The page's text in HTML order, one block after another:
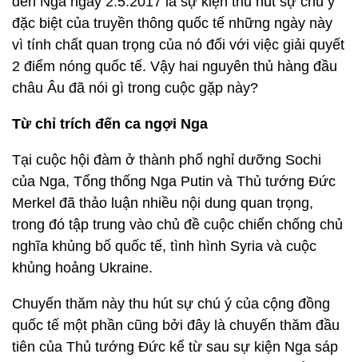
đặc biệt của truyền thông quốc tế những ngày này
vì tính chất quan trọng của nó đối với việc giải quyết
2 điểm nóng quốc tế. Vậy hai nguyên thủ hàng đầu
châu Âu đã nói gì trong cuộc gặp này?
Từ chỉ trích đến ca ngợi Nga
Tại cuộc hội đàm ở thành phố nghỉ dưỡng Sochi
của Nga, Tổng thống Nga Putin và Thủ tướng Đức
Merkel đã thảo luận nhiều nội dung quan trọng,
trong đó tập trung vào chủ đề cuộc chiến chống chủ
nghĩa khủng bố quốc tế, tình hình Syria và cuộc
khủng hoảng Ukraine.
Chuyến thăm này thu hút sự chú ý của cộng đồng
quốc tế một phần cũng bởi đây là chuyến thăm đầu
tiên của Thủ tướng Đức kể từ sau sự kiện Nga sáp